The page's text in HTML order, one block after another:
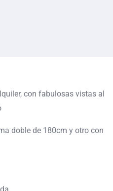
con fabulosas vistas al
doble de 180cm y otro con